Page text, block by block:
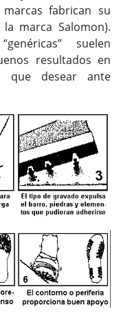
fabrican su
marca Salomon).
suelen
resultados en
que desear ante